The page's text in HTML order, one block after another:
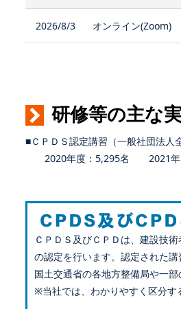
2026/8/3 オンライン(Zoom)
研修等の主な
■ＣＰＤＳ認定講習（一般社団法人
2020年度：5,295名 2021年
ＣＰＤＳ及びＣＰＤは、建設技
の認定を行います。認定された
国土交通省の各地方整備局や一
※当社では、わかりやすく区分す